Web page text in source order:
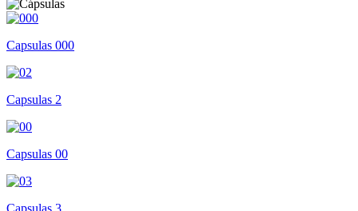
Capsulas 000
Capsulas 2
Capsulas 00
Capsulas 3